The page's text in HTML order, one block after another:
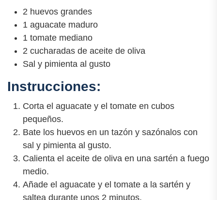
2 huevos grandes
1 aguacate maduro
1 tomate mediano
2 cucharadas de aceite de oliva
Sal y pimienta al gusto
Instrucciones:
Corta el aguacate y el tomate en cubos
pequeños.
Bate los huevos en un tazón y sazónalos con
sal y pimienta al gusto.
Calienta el aceite de oliva en una sartén a fuego
medio.
Añade el aguacate y el tomate a la sartén y
saltea durante unos 2 minutos.